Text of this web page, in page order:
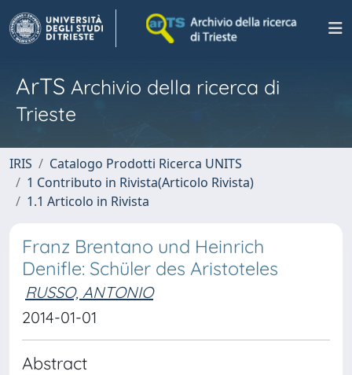
ArTS Archivio della ricerca di
Trieste
IRIS
Catalogo Prodotti Ricerca UNITS
1 Contributo in Rivista(Articolo Rivista)
1.1 Articolo in Rivista
Franz Brentano und Heinrich
Denifle: Schüler des Aristoteles
RUSSO, ANTONIO
2014-01-01
Abstract